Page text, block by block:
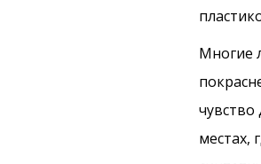
Многие
местах,